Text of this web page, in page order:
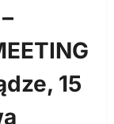
15